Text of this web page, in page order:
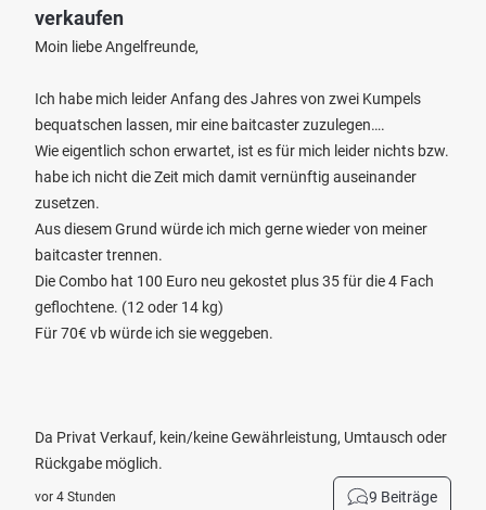
verkaufen
Moin liebe Angelfreunde,
Ich habe mich leider Anfang des Jahres von zwei Kumpels
bequatschen lassen, mir eine baitcaster zuzulegen….
Wie eigentlich schon erwartet, ist es für mich leider nichts bzw.
habe ich nicht die Zeit mich damit vernünftig auseinander
zusetzen.
Aus diesem Grund würde ich mich gerne wieder von meiner
baitcaster trennen.
Die Combo hat 100 Euro neu gekostet plus 35 für die 4 Fach
geflochtene. (12 oder 14 kg)
Für 70€ vb würde ich sie weggeben.
Da Privat Verkauf, kein/keine Gewährleistung, Umtausch oder
Rückgabe möglich.
vor 4 Stunden 9 Beiträge